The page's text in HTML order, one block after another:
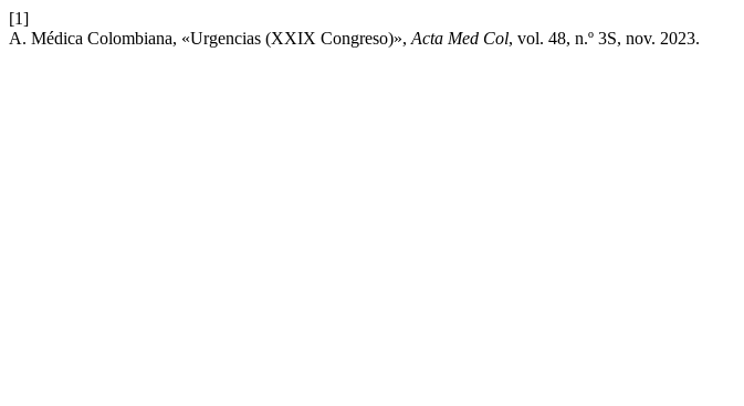
[1]
A. Médica Colombiana, «Urgencias (XXIX Congreso)», Acta Med Col, vol. 48, n.º 3S, nov. 2023.